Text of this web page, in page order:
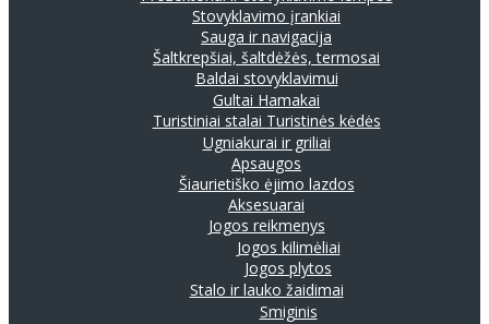
Stovyklavimo įrankiai
Sauga ir navigacija
Šaltkrepšiai, šaltdėžės, termosai
Baldai stovyklavimui
Gultai Hamakai
Turistiniai stalai Turistinės kėdės
Ugniakurai ir griliai
Apsaugos
Šiaurietiško ėjimo lazdos
Aksesuarai
Jogos reikmenys
Jogos kilimėliai
Jogos plytos
Stalo ir lauko žaidimai
Smiginis